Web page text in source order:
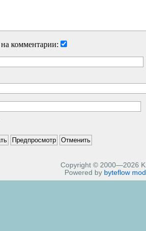
комментарии:
Copyright © 2000—2026
Powered by byteflow